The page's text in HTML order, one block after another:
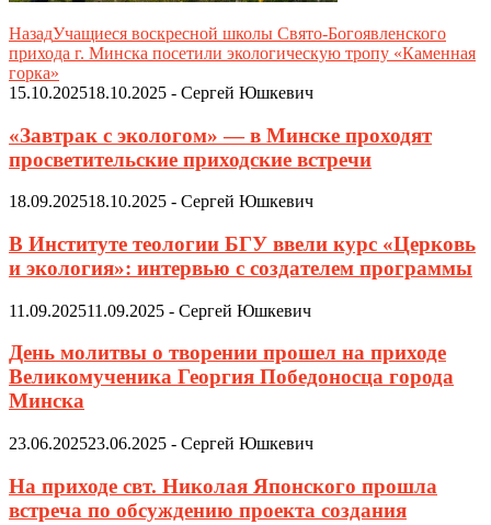
НазадУчащиеся воскресной школы Свято-Богоявленского
прихода г. Минска посетили экологическую тропу «Каменная
горка»
15.10.202518.10.2025 - Сергей Юшкевич
«Завтрак с экологом» — в Минске проходят
просветительские приходские встречи
18.09.202518.10.2025 - Сергей Юшкевич
В Институте теологии БГУ ввели курс «Церковь
и экология»: интервью с создателем программы
11.09.202511.09.2025 - Сергей Юшкевич
День молитвы о творении прошел на приходе
Великомученика Георгия Победоносца города
Минска
23.06.202523.06.2025 - Сергей Юшкевич
На приходе свт. Николая Японского прошла
встреча по обсуждению проекта создания